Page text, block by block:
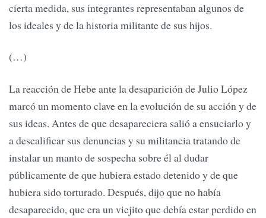
cierta medida, sus integrantes representaban algunos de
los ideales y de la historia militante de sus hijos.
(…)
La reacción de Hebe ante la desaparición de Julio López
marcó un momento clave en la evolución de su acción y de
sus ideas. Antes de que desapareciera salió a ensuciarlo y
a descalificar sus denuncias y su militancia tratando de
instalar un manto de sospecha sobre él al dudar
públicamente de que hubiera estado detenido y de que
hubiera sido torturado. Después, dijo que no había
desaparecido, que era un viejito que debía estar perdido en